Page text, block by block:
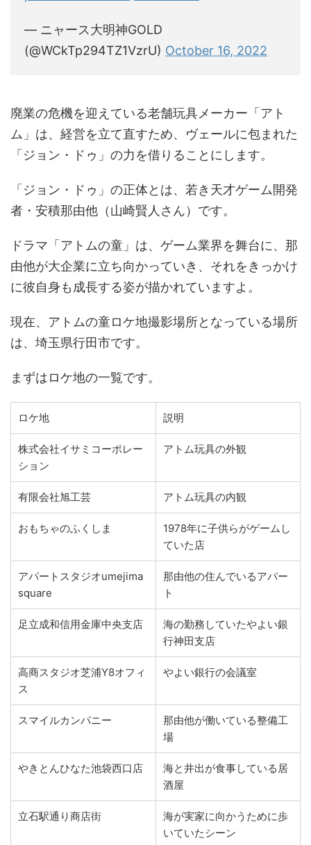
— ニャース大明神GOLD
(@WCkTp294TZ1VzrU) October 16, 2022
廃業の危機を迎えている老舗玩具メーカー「アト
ム」は、経営を立て直すため、ヴェールに包まれた
「ジョン・ドゥ」の力を借りることにします。
「ジョン・ドゥ」の正体とは、若き天才ゲーム開発
者・安積那由他（山崎賢人さん）です。
ドラマ「アトムの童」は、ゲーム業界を舞台に、那
由他が大企業に立ち向かっていき、それをきっかけ
に彼自身も成長する姿が描かれていますよ。
現在、アトムの童ロケ地撮影場所となっている場所
は、埼玉県行田市です。
まずはロケ地の一覧です。
ロケ地 説明
株式会社イサミコーポレー
ション
アトム玩具の外観
有限会社旭工芸 アトム玩具の内観
おもちゃのふくしま
1978年に子供らがゲームし
ていた店
アパートスタジオumejima
square
那由他の住んでいるアパー
ト
足立成和信用金庫中央支店
海の勤務していたやよい銀
行神田支店
高商スタジオ芝浦Y8オフィ
ス
やよい銀行の会議室
スマイルカンパニー
那由他が働いている整備工
場
やきとんひなた池袋西口店
海と井出が食事している居
酒屋
立石駅通り商店街
海が実家に向かうために歩
いていたシーン